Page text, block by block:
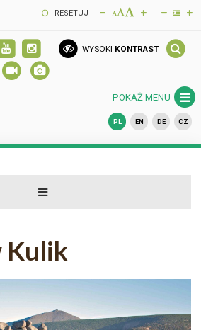
RESETUJ
WYSOKI KONTRAST
POKAŻ MENU
PL EN DE CZ
Kulik